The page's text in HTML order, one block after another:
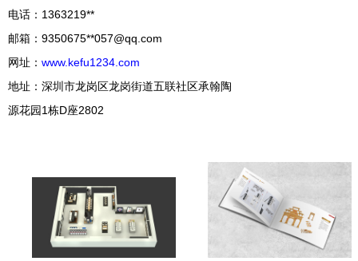
电话：1363219**
邮箱：9350675**057@qq.com
网址： www.kefu1234.com
地址：深圳市龙岗区龙岗街道五联社区承翰陶
源花园1栋D座2802